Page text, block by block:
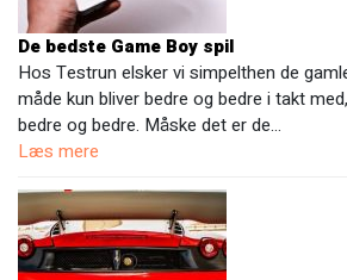
De bedste Game Boy spil
Hos Testrun elsker vi simpelthen de
måde kun bliver bedre og bedre i takt
bedre og bedre. Måske det er de…
Læs mere